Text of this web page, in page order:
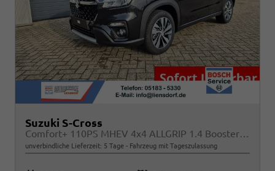
Suzuki S-Cross
Comfort+ 110PS MHEV 4x4 ALLGRIP 1.4 Boosterjet Teilleder Navi Klimaautomatik Sitzheizung ACC PDC v+h 4x Kamera Suzuki-Radio Apple CarPlay Android Auto Touchscreen 2xKeyless 17-LM
unverbindliche Lieferzeit: 5 Tage Fahrzeug mit Tageszulassung